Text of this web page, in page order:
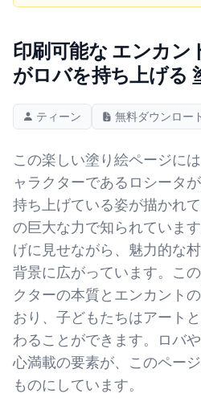
印刷可能な エンカン
がロバを持ち上げる
ティーン 無料ダウンロー
この楽しい塗り絵ページに
ャラクターであるロシータ
持ち上げている姿が描かれ
の巨大な力で知られていま
げに見せながら、魅力的な
背景に広がっています。こ
クターの本質とエンカント
おり、子どもたちはアート
わることができます。ロバ
心満載の要素が、このペー
ものにしています。